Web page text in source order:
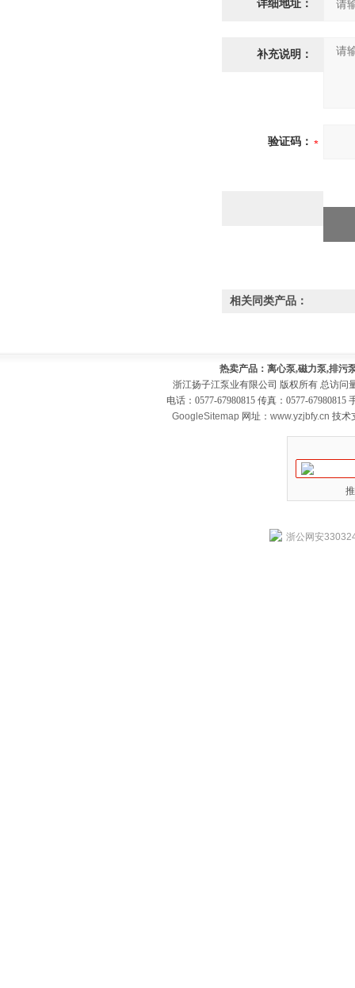
详细地址：
补充说明：
验证码：
相关同类产品：
热卖产品：离心泵,磁力泵,排污
浙江扬子江泵业有限公司 版权所有 总访问
电话：0577-67980815 传真：0577-
GoogleSitemap 网址： www.yzjbfy.cn 技术
浙公网安